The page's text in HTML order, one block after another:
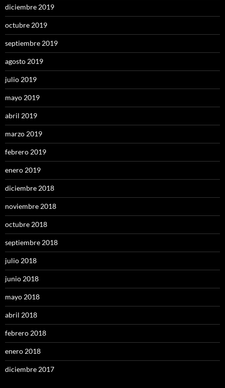
diciembre 2019
octubre 2019
septiembre 2019
agosto 2019
julio 2019
mayo 2019
abril 2019
marzo 2019
febrero 2019
enero 2019
diciembre 2018
noviembre 2018
octubre 2018
septiembre 2018
julio 2018
junio 2018
mayo 2018
abril 2018
febrero 2018
enero 2018
diciembre 2017